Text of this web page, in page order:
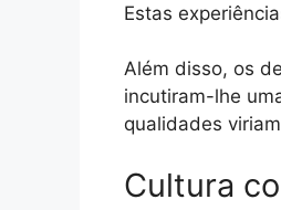
Estas
Além disso, os
incutiram-lhe
qualidades
Cultura